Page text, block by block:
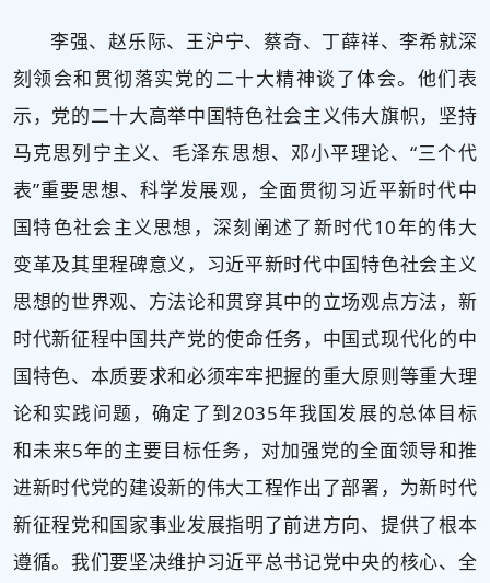
李强、赵乐际、王沪宁、蔡奇、丁薛祥、李希就深
刻领会和贯彻落实党的二十大精神谈了体会。他们表
示，党的二十大高举中国特色社会主义伟大旗帜，坚持
马克思列宁主义、毛泽东思想、邓小平理论、“三个代
表”重要思想、科学发展观，全面贯彻习近平新时代中
国特色社会主义思想，深刻阐述了新时代10年的伟大
变革及其里程碑意义，习近平新时代中国特色社会主义
思想的世界观、方法论和贯穿其中的立场观点方法，新
时代新征程中国共产党的使命任务，中国式现代化的中
国特色、本质要求和必须牢牢把握的重大原则等重大理
论和实践问题，确定了到2035年我国发展的总体目标
和未来5年的主要目标任务，对加强党的全面领导和推
进新时代党的建设新的伟大工程作出了部署，为新时代
新征程党和国家事业发展指明了前进方向、提供了根本
遵循。我们要坚决维护习近平总书记党中央的核心、全